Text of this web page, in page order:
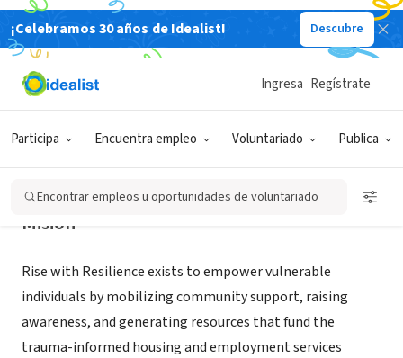
¡Celebramos 30 años de Idealist! Descubre
Participa Encuentra empleo Voluntariado Publica
Ingresa Regístrate
Encontrar empleos u oportunidades de voluntariado
ORGANIZACIÓN SIN FIN DE LUCRO
Rise with Resilience
Misión
Rise with Resilience exists to empower vulnerable
individuals by mobilizing community support, raising
awareness, and generating resources that fund the
trauma-informed housing and employment services